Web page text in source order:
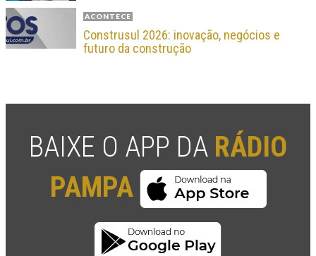
ACONTECE
Construsul 2026: inovação, negócios e
futuro da construção
BAIXE O APP DA RÁDIO
PAMPA